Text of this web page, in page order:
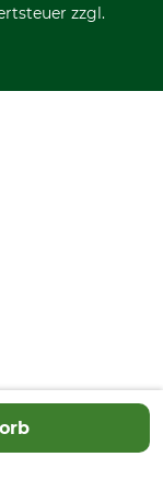
zzgl.